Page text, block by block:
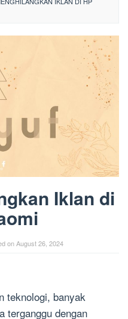
Iklan di
onAugust 26, 2024
teknologi, banyak
terganggu dengan